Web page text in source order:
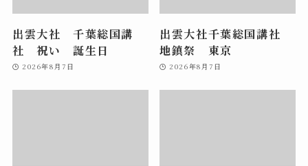
出雲大社 千葉総国講
社 祝い 誕生日
2026年8月7日
出雲大社千葉総国講社
地鎮祭 東京
2026年8月7日